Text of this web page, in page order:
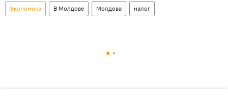
Экономика В Молдове Молдова налог